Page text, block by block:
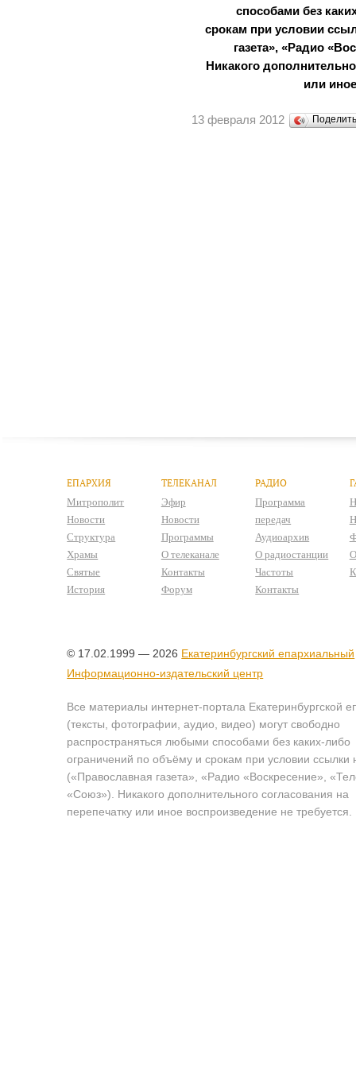
способами без
срокам при условии
газета», «Радио
Никакого
или
13 февраля 2012
ЕПАРХИЯ
Митрополит
Новости
Структура
Храмы
Святые
История
ТЕЛЕКАНАЛ
Эфир
Новости
Программы
О телеканале
Контакты
Форум
РАДИО
Программа
передач
Аудиоархив
О радиостанции
Частоты
Контакты
© 17.02.1999 — 2026 Екатеринбургский епархиальный
Информационно-издательский центр
Все материалы интернет-портала Екатеринбургской
(тексты, фотографии, аудио, видео) могут свободно
распространяться любыми способами без каких-либо
ограничений по объёму и срокам при условии ссылки
(«Православная газета», «Радио «Воскресение»,
«Союз»). Никакого дополнительного согласования на
перепечатку или иное воспроизведение не требуется.